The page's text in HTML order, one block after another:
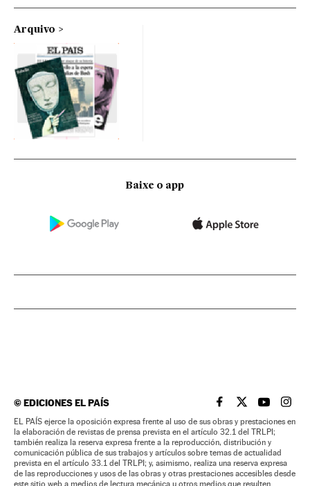
Arquivo
Baixe o app
©EDICIONES EL PAÍS EL PAÍS BRASIL EN
EL PAÍSEL PAÍS
EL
EL PAÍS ejerce la oposición expresa frente al uso de sus obras y prestaciones en
la elaboración de revistas de prensa prevista en el artículo 32.1 del TRLPI;
también realiza la reserva expresa frente a la reproducción, distribución y
comunicación pública de sus trabajos y artículos sobre temas de actualidad
prevista en el artículo 33.1 del TRLPI; y, asimismo, realiza una reserva expresa
de las reproducciones y usos de las obras y otras prestaciones accesibles desde
este sitio web a medios de lectura mecánica u otros medios que resulten